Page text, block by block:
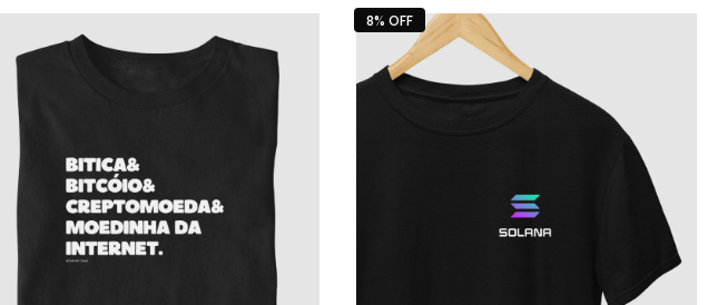
8% OFF